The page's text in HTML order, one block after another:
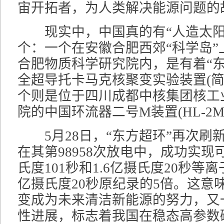
宙开拓者，为人类解决能源问题的
现实中，中国真的有“人造太
个：一个在安徽合肥西郊“科学岛
合肥物质科学研究院内，是有着“
全超导托卡马克核聚变实验装置(
个则是位于四川成都中核集团核
院的中国环流器二号M装置(HL-
5月28日，“东方超环”再次刷
在其第98958次放电中，成功实现
氏度101秒和1.6亿摄氏度20秒等
亿摄氏度20秒原纪录的5倍。这意
变成为未来清洁新能源的努力，
性进展，标志着我国在稳态高参